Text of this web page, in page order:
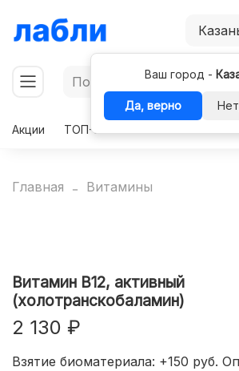
Ваш город -
Да, верно
Акции
ТОП-50
Главная Витамины
Витамин В12, активный
(холотранскобаламин)
2 130 ₽
Взятие биоматериала: +150 руб.